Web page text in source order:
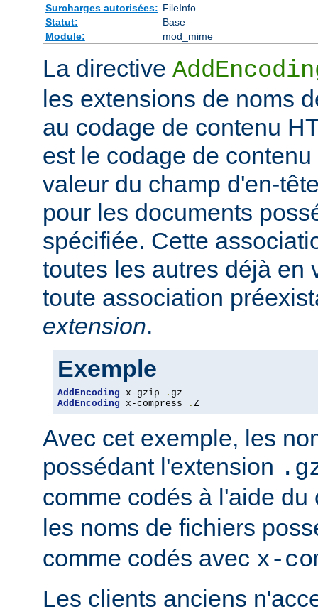
Surcharges autorisées: FileInfo
Statut:
Base
Module:
mod_mime
La directive
les extensions de noms
au codage de contenu
est le codage de
valeur du champ d'en-
pour les documents
spécifiée. Cette
toutes les autres déjà en
toute association
extension.
Exemple
AddEncoding x-gzip .
AddEncoding x-compress . Z
Avec cet exemple, les
possédant l'extension
comme codés à l'aide
les noms de fichiers
comme codés avec x-
Les clients anciens